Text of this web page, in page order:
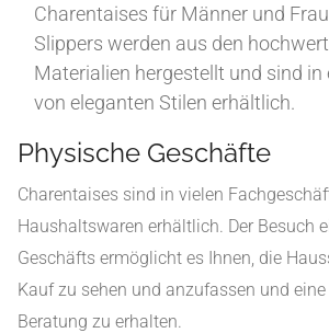
Charentaises für Männer und
Slippers werden aus den
Materialien hergestellt und sind in
von eleganten Stilen erhältlich.
Physische Geschäfte
Charentaises sind in vielen
Haushaltswaren erhältlich. Der Besuch
Geschäfts ermöglicht es Ihnen, die
Kauf zu sehen und anzufassen und
Beratung zu erhalten.